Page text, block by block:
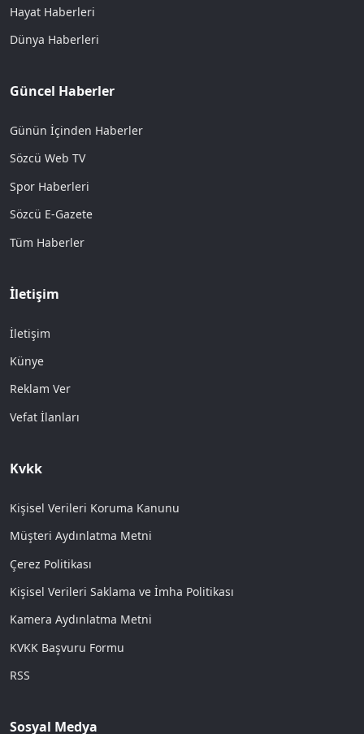
Hayat Haberleri
Dünya Haberleri
Güncel Haberler
Günün İçinden Haberler
Sözcü Web TV
Spor Haberleri
Sözcü E-Gazete
Tüm Haberler
İletişim
İletişim
Künye
Reklam Ver
Vefat İlanları
Kvkk
Kişisel Verileri Koruma Kanunu
Müşteri Aydınlatma Metni
Çerez Politikası
Kişisel Verileri Saklama ve İmha Politikası
Kamera Aydınlatma Metni
KVKK Başvuru Formu
RSS
Sosyal Medya